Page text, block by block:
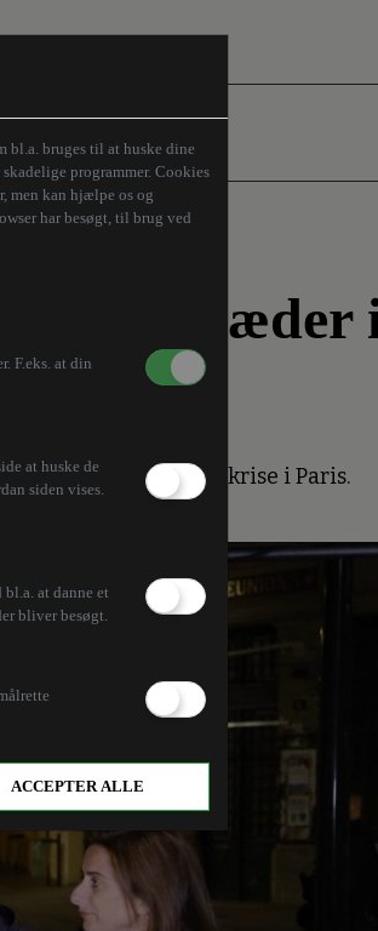
bl.a. bruges til at huske dine
programmer. Cookies
men kan hjælpe os og
har besøgt, til brug ved
F.eks. at din
at huske de
siden vises.
at danne et
bliver besøgt.
ACCEPTER ALLE
til dyb politisk krise i Paris.